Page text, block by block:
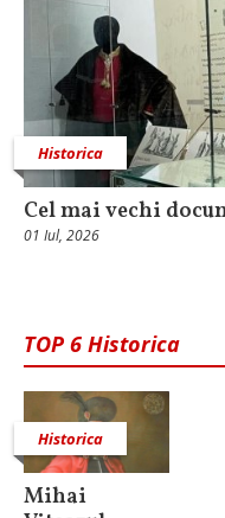
Historica
Cel mai vechi
01 Iul, 2026
TOP 6 Historica
Historica
Mihai